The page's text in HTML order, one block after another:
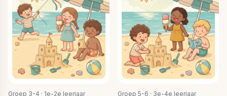
Groep 3-4 · 1e-2e leerjaar Groep 5-6 · 3e-4e leerjaar